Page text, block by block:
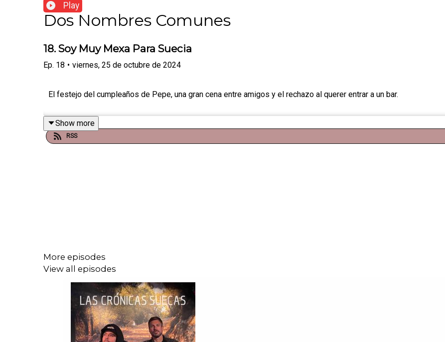
Play
Dos Nombres Comunes
18. Soy Muy Mexa Para Suecia
Ep. 18 • viernes, 25 de octubre de 2024
El festejo del cumpleaños de Pepe, una gran cena entre amigos y el rechazo al querer entrar a un bar.
Show more
RSS
More episodes
View all episodes